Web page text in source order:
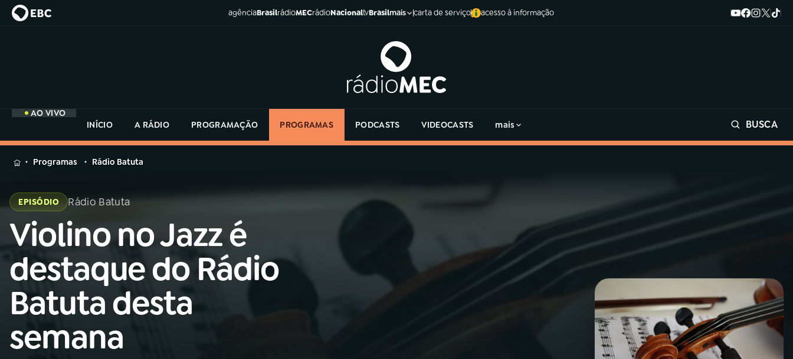
agênciaBrasilrádioMECrádioNacionaltvBrasilmais carta de serviço acesso à informação
AO VIVO
INÍCIO
A RÁDIO PROGRAMAÇÃO PROGRAMAS PODCASTS VIDEOCASTS mais BUSCA
MENU
Buscar
na
Rádio
MEC
Início AO VIVO
01 INÍCIO
02 A RÁDIO
na
Rádio
MEC
Programas Rádio Batuta
EPISÓDIO Rádio Batuta
Violino no Jazz é
destaque do Rádio
Batuta desta
semana